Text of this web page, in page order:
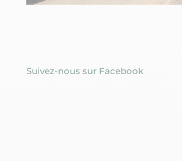
Suivez-nous sur Facebook